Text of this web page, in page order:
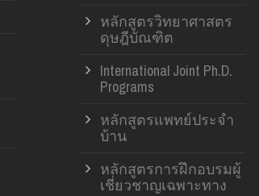
หลักสูตรวิทยาศาสตร
ดุษฎีบัณฑิต
International Joint Ph.D.
Programs
หลักสูตรแพทย์ประจำ
บ้าน
หลักสูตรการฝึกอบรมผู้
เชี่ยวชาญเฉพาะทาง